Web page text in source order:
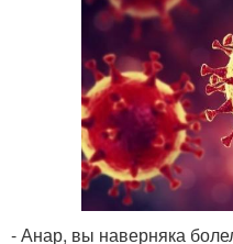
- Анар, вы наверняка